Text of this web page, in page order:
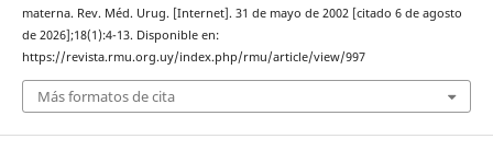
materna. Rev. Méd. Urug. [Internet]. 31 de mayo de 2002 [citado 6 de agosto
de 2026];18(1):4-13. Disponible en:
https://revista.rmu.org.uy/index.php/rmu/article/view/997
Más formatos de cita